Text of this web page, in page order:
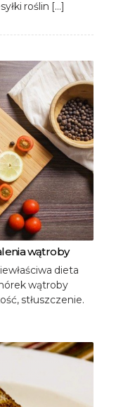
roślin […]
wątroby
dieta
wątroby
stłuszczenie.